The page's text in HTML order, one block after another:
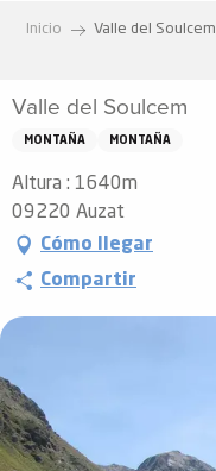
principal
Inicio Valle del Soulcem
Valle del Soulcem
MONTAÑA MONTAÑA
Altura : 1640m
09220 Auzat
Cómo llegar
Compartir